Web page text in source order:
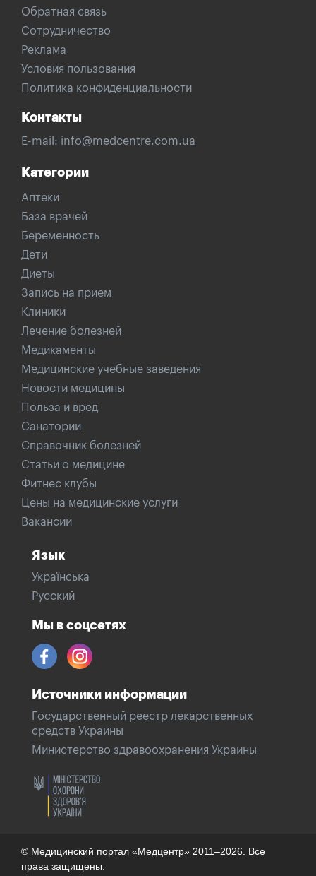
Обратная связь
Сотрудничество
Реклама
Условия пользования
Политика конфиденциальности
Контакты
E-mail: info@medcentre.com.ua
Категории
Аптеки
База врачей
Беременность
Дети
Диеты
Запись на прием
Клиники
Лечение болезней
Медикаменты
Медицинские учебные заведения
Новости медицины
Польза и вред
Санатории
Справочник болезней
Статьи о медицине
Фитнес клубы
Цены на медицинские услуги
Вакансии
Язык
Українська
Русский
Мы в соцсетях
Источники информации
Государственный реестр лекарственных
средств Украины
Министерство здравоохранения Украины
© Медицинский портал «Медцентр» 2011–2026. Все
права защищены.